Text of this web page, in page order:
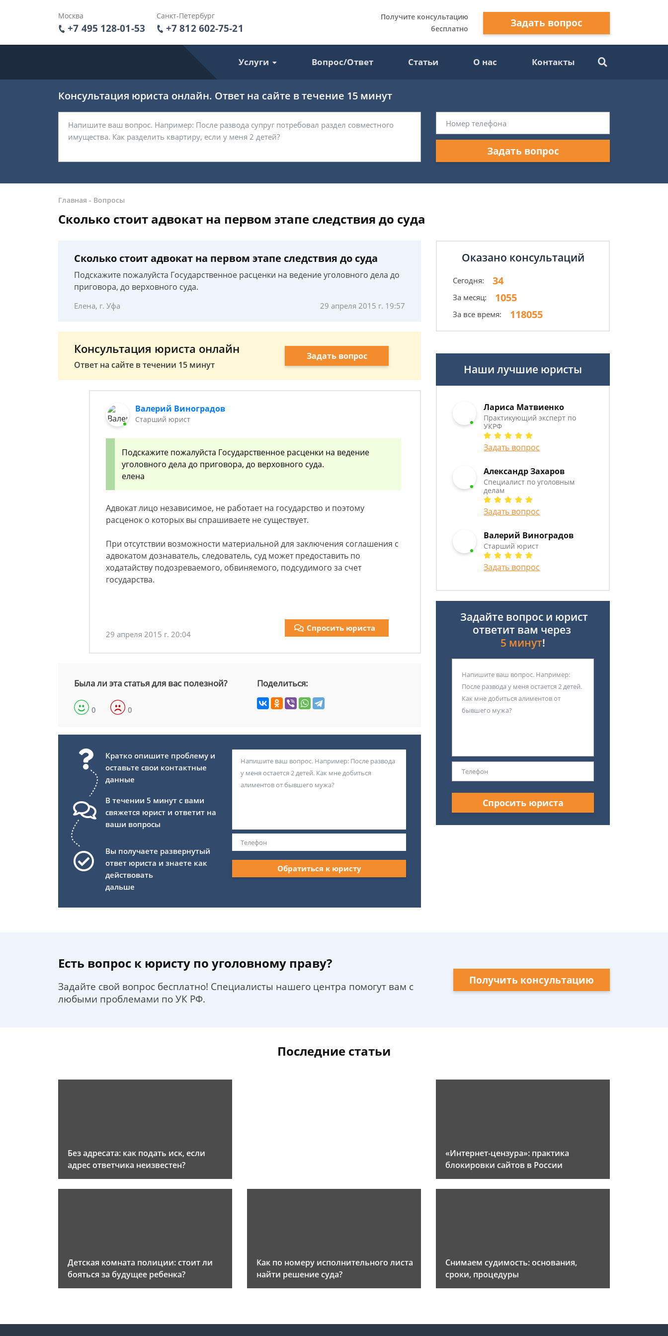
Москва
+7 495 128-01-53
Санкт-Петербург
+7 812 602-75-21
Получите консультацию
бесплатно
Задать вопрос
Услуги Вопрос/Ответ Статьи О нас Контакты
Консультация юриста онлайн. Ответ на сайте в течение 15 минут
Задать вопрос
Главная - Вопросы
Сколько стоит адвокат на первом этапе следствия до суда
Сколько стоит адвокат на первом этапе следствия до суда
Подскажите пожалуйста Государственное расценки на ведение уголовного дела до
приговора, до верховного суда.
Елена, г. Уфа 29 апреля 2015 г. 19:57
Консультация юриста онлайн
Ответ на сайте в течении 15 минут
Задать вопрос
Валерий Виноградов
Старший юрист
Подскажите пожалуйста Государственное расценки на ведение
уголовного дела до приговора, до верховного суда.
елена
Адвокат лицо независимое, не работает на государство и поэтому
расценок о которых вы спрашиваете не существует.
При отсутствии возможности материальной для заключения соглашения с
адвокатом дознаватель, следователь, суд может предоставить по
ходатайству подозреваемого, обвиняемого, подсудимого за счет
государства.
29 апреля 2015 г. 20:04
Спросить юриста
Была ли эта статья для вас полезной?
0 0
Поделиться:
Кратко опишите проблему и
оставьте свои контактные
данные
В течении 5 минут с вами
свяжется юрист и ответит на
ваши вопросы
Вы получаете развернутый
ответ юриста и знаете как
действовать
дальше
Обратиться к юристу
Оказано консультаций
Сегодня: 34
За месяц: 1055
За все время: 118055
Наши лучшие юристы
Лариса Матвиенко
Практикующий эксперт по
УКРФ
Задать вопрос
Александр Захаров
Специалист по уголовным
делам
Задать вопрос
Валерий Виноградов
Старший юрист
Задать вопрос
Задайте вопрос и юрист
ответит вам через
5 минут!
Спросить юриста
Есть вопрос к юристу по уголовному праву?
Задайте свой вопрос бесплатно! Специалисты нашего центра помогут вам с
любыми проблемами по УК РФ.
Получить консультацию
Последние статьи
Без адресата: как подать иск, если
адрес ответчика неизвестен?
«Интернет-цензура»: практика
блокировки сайтов в России
Детская комната полиции: стоит ли
бояться за будущее ребенка?
Как по номеру исполнительного листа
найти решение суда?
Снимаем судимость: основания,
сроки, процедуры